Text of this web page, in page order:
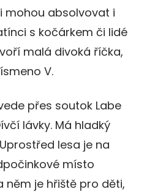
mohou absolvovat i
s kočárkem či lidé
malá divoká říčka,
V.
přes soutok Labe
lávky. Má hladký
lesa je na
místo
něm je hřiště pro děti,